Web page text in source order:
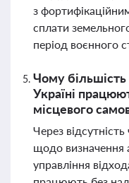
з
сплати
період воєнного
Чому більшість
Україні
місцевого
Через
щодо визначення
управління